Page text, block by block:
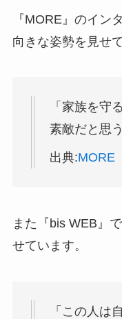
『MORE』のイン
向きな姿勢を見せ
「家族を守
素敵だと思う
出典:MORE
また『bis WEB』
せています。
「この人は